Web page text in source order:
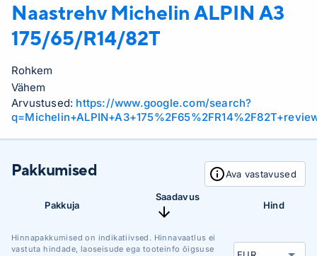
Naastrehv Michelin ALPIN A3
175/65/R14/82T
Rohkem
Vähem
Arvustused: https://www.google.com/search?
Pakkumised Ava vastavused
Pakkuja
Saadavus
Hind
Hinnapakkumised on indikatiivsed. Hinnavaatlus ei
vastuta hindade, laoseisude ega tooteinfo õigsuse